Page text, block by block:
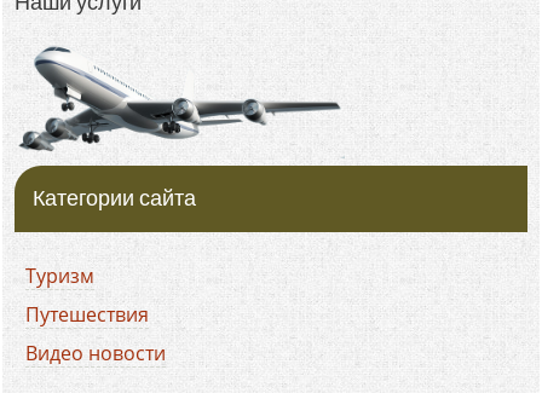
Категории сайта
Туризм
Путешествия
Видео новости